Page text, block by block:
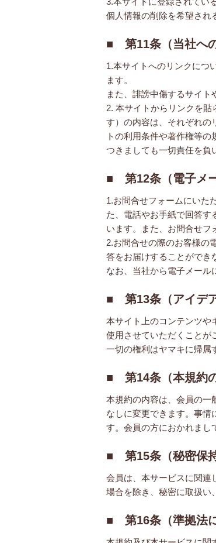
個人情報の削除を希望され
■ 第11条（当社へ
1.本サイトへのリンクにつ
ます。
また、誹謗中傷するサイト
2. 本サイトからリンクを
す）の内容は、それぞれの
トの利用条件や著作権等
つきましても一切責任を負
■ 第12条（電子メ
1.お問合せフォームにいた
た、電話やお手紙で回答す
います。また、お問合せフ
2.お問合せの際のお客様の
答をお届けすることができ
なお、当社から電子メール
■ 第13条（アイデ
本サイト上のコンテンツや
使用させていただくことが
一切の権利はヤマキに帰属
■ 第14条（本規約
本規約の内容は、会員の一
なしに変更できます。事情
す。会員の方におかれまし
■ 第15条（秘密保持
会員は、本サービスに関連
場合を除き、秘密に取扱い
■ 第16条（準拠法に